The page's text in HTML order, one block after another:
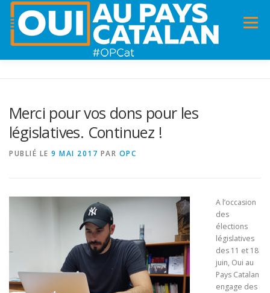
Menu
PANNEAUX POUR MA COMMUNE !
Merci pour vos dons pour les
législatives. Continuez !
PUBLIÉ LE 9 MAI 2017 PAR OPC
A l’occasion
des
élections
législatives
des 11 et 18
juin, Oui au
Pays Catalan
engage des